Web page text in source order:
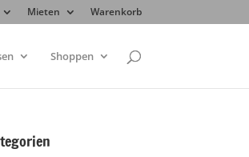
Mieten Warenkorb
Shoppen